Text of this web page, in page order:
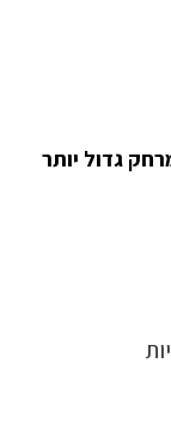
גדול יותר